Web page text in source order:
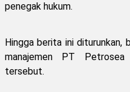
penegak hukum.
Hingga berita ini diturunkan,
manajemen PT
tersebut.